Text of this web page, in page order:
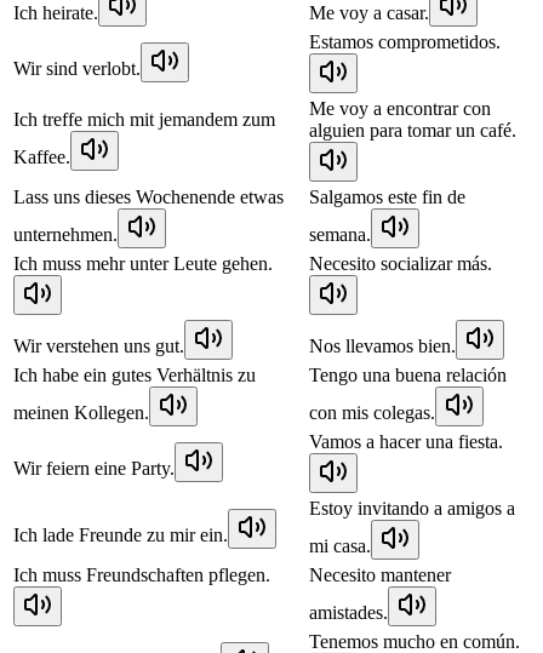
Ich heirate. Me voy a casar.
Wir sind verlobt.
Estamos comprometidos.
Ich treffe mich mit jemandem zum
Kaffee.
Me voy a encontrar con
alguien para tomar un café.
Lass uns dieses Wochenende etwas
unternehmen.
Salgamos este fin de
semana.
Ich muss mehr unter Leute gehen.
Necesito socializar más.
Wir verstehen uns gut.
Nos llevamos bien.
Ich habe ein gutes Verhältnis zu
meinen Kollegen.
Tengo una buena relación
con mis colegas.
Wir feiern eine Party.
Vamos a hacer una fiesta.
Ich lade Freunde zu mir ein.
Estoy invitando a amigos a
mi casa.
Ich muss Freundschaften pflegen.
Necesito mantener
amistades.
Tenemos mucho en común.